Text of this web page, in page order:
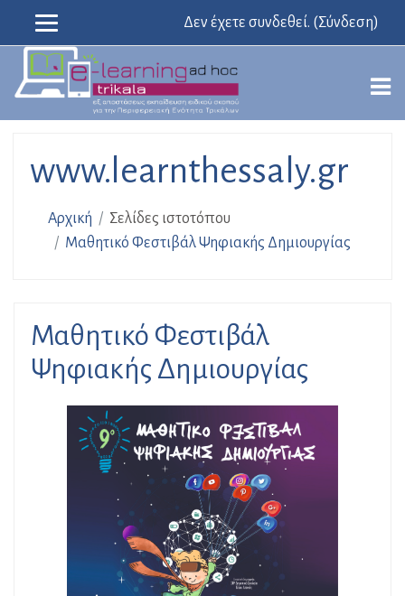
Μετάβαση
στο
Δεν έχετε συνδεθεί. (Σύνδεση)
www.learnthessaly.gr
Αρχική
Σελίδες ιστοτόπου
Μαθητικό Φεστιβάλ Ψηφιακής Δημιουργίας
Μαθητικό Φεστιβάλ
Ψηφιακής Δημιουργίας